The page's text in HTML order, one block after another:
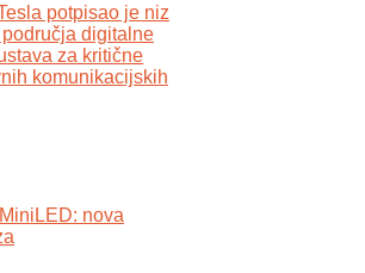
potpisao je niz
digitalne
za kritične
komunikacijskih